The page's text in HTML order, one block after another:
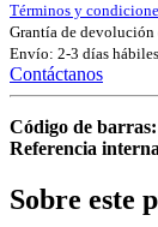
Términos y
Grantía de devolución
Envío: 2-3 días hábiles
Contáctanos
Código de barras:
Referencia
Sobre este